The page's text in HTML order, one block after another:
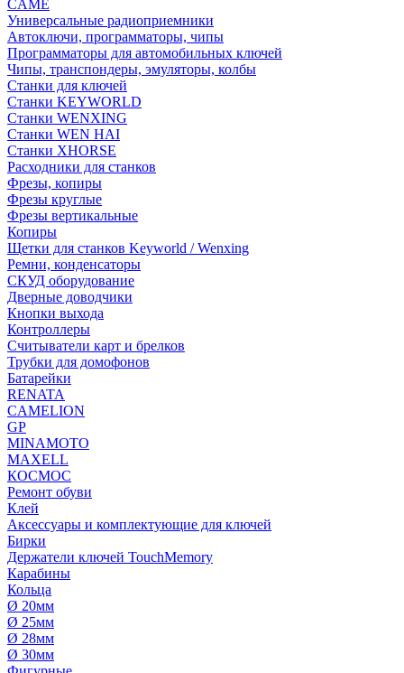
CAME
Универсальные радиоприемники
Автоключи, программаторы, чипы
Программаторы для автомобильных ключей
Чипы, транспондеры, эмуляторы, колбы
Станки для ключей
Станки KEYWORLD
Станки WENXING
Станки WEN HAI
Станки XHORSE
Расходники для станков
Фрезы, копиры
Фрезы круглые
Фрезы вертикальные
Копиры
Щетки для станков Keyworld / Wenxing
Ремни, конденсаторы
СКУД оборудование
Дверные доводчики
Кнопки выхода
Контроллеры
Считыватели карт и брелков
Трубки для домофонов
Батарейки
RENATA
CAMELION
GP
MINAMOTO
MAXELL
КОСМОС
Ремонт обуви
Клей
Аксессуары и комплектующие для ключей
Бирки
Держатели ключей TouchMemory
Карабины
Кольца
Ø 20мм
Ø 25мм
Ø 28мм
Ø 30мм